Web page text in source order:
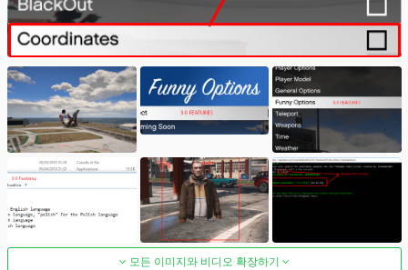
모든 이미지와 비디오 확장하기